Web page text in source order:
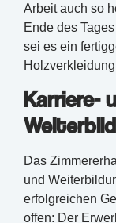
Arbeit auch so
Ende des
sei es ein
Karriere-
Das
und
erfolgreichen
offen: Der